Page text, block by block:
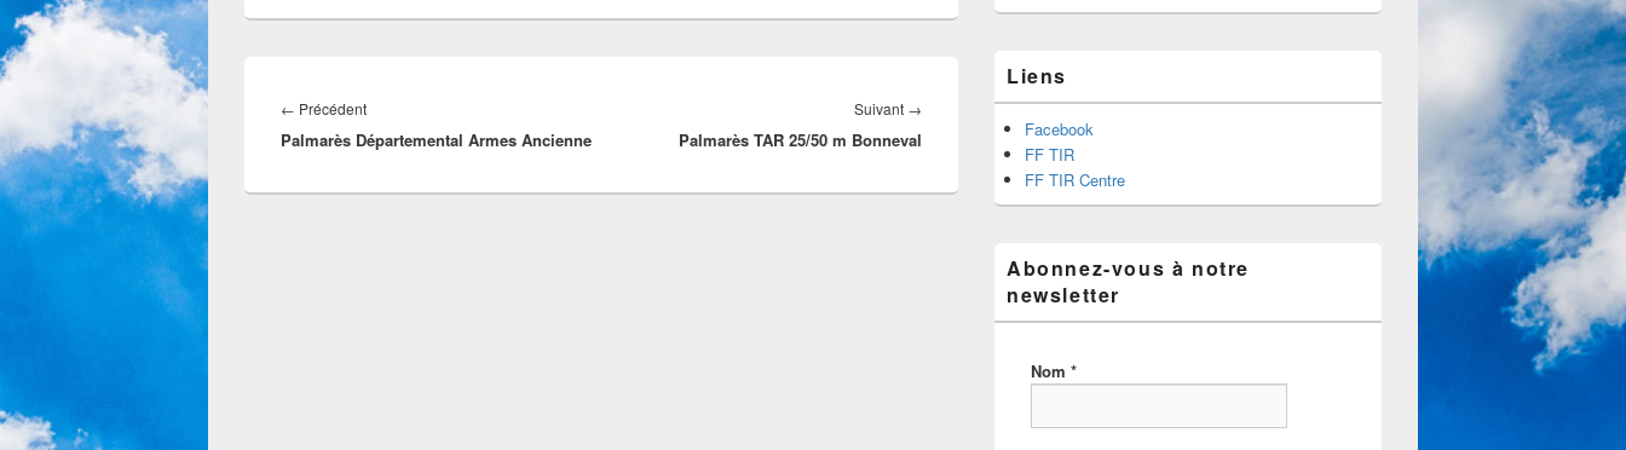
← Précédent
Palmarès Départemental Armes Ancienne
Suivant →
Palmarès TAR 25/50 m Bonneval
Liens
Facebook
FF TIR
FF TIR Centre
Abonnez-vous à notre
newsletter
Nom *